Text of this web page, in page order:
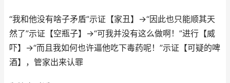
“我和他没有啥子矛盾”示证【家丑】→“因此也只能顺其天
然了”示证【空瓶子】→“可我并没有这么做啊！”进行【威
吓】→“而且我如何也许逼他吃下毒药呢！”示证【可疑的啤
酒】，管家出来认罪